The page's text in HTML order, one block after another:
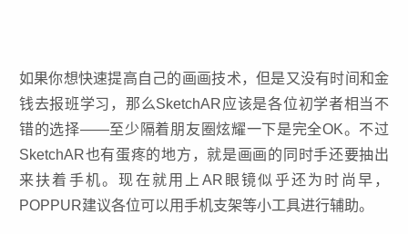
如果你想快速提高自己的画画技术，但是又没有时间和金
钱去报班学习，那么SketchAR应该是各位初学者相当不
错的选择——至少隔着朋友圈炫耀一下是完全OK。不过
SketchAR也有蛋疼的地方，就是画画的同时手还要抽出
来扶着手机。现在就用上 AR眼镜似乎还为时尚早，
POPPUR建议各位可以用手机支架等小工具进行辅助。